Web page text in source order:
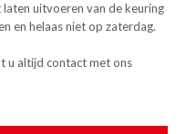
uitvoeren van de keuring
en helaas niet op zaterdag.
u altijd contact met ons